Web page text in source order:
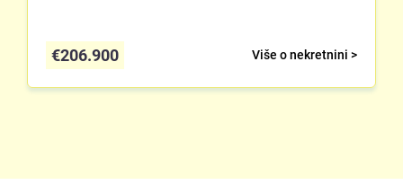
Više o nekretnini >
€206.900